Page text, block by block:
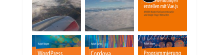
Beschreibung